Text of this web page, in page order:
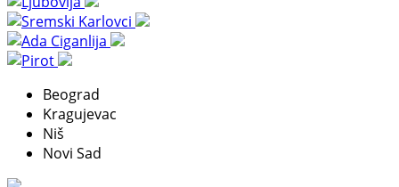
Beograd
Kragujevac
Niš
Novi Sad